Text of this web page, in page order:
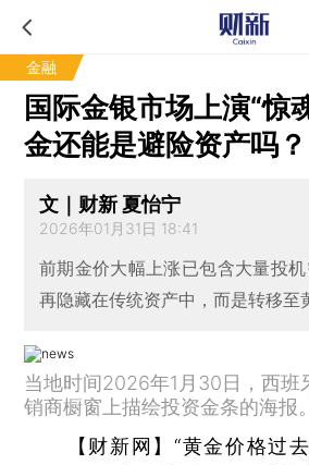
金融
国际金银市场上演“惊
金还能是避险资产吗？
文｜财新 夏怡宁
2026年01月31日 18:41
前期金价大幅上涨已包含大量投
再隐藏在传统资产中，而是转移至
当地时间2026年1月30日，西班
销商橱窗上描绘投资金条的海报
【财新网】“黄金价格过